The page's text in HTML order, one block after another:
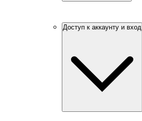
Доступ к аккаунту и вход